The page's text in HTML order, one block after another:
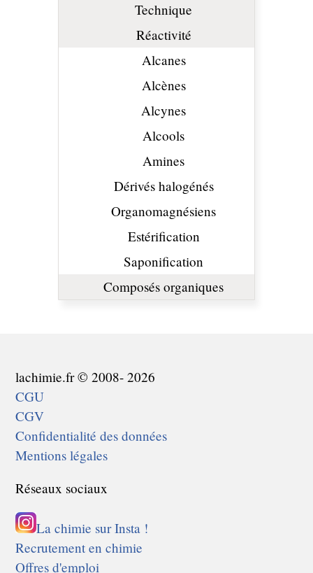
Technique
Réactivité
Alcanes
Alcènes
Alcynes
Alcools
Amines
Dérivés halogénés
Organomagnésiens
Estérification
Saponification
Composés organiques
lachimie.fr © 2008- 2026
CGU
CGV
Confidentialité des données
Mentions légales
Réseaux sociaux
La chimie sur Insta !
Recrutement en chimie
Offres d'emploi